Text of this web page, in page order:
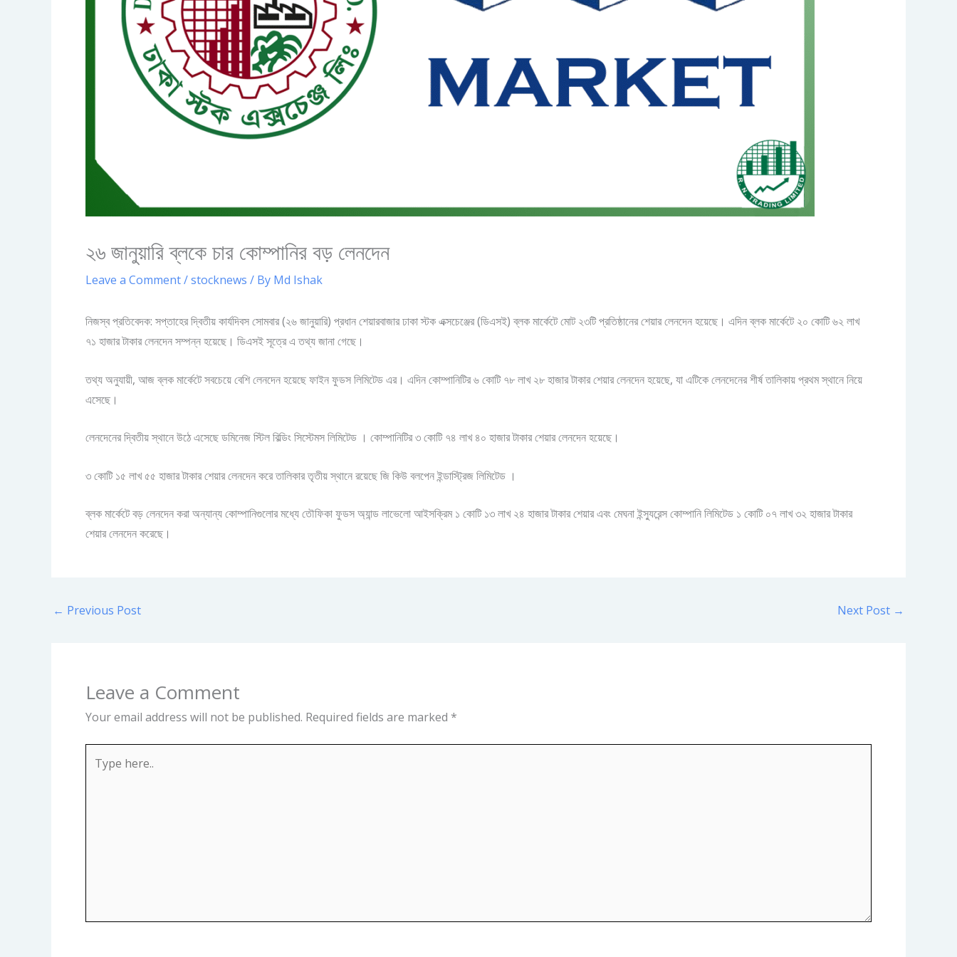
২৬ জানুয়ারি ব্লকে চার কোম্পানির বড় লেনদেন
Leave a Comment/stocknews / By Md Ishak
নিজস্ব প্রতিবেদক: সপ্তাহের দ্বিতীয় কার্যদিবস সোমবার (২৬ জানুয়ারি) প্রধান শেয়ারবাজার ঢাকা স্টক এক্সচেঞ্জের (ডিএসই) ব্লক মার্কেটে মোট ২৩টি প্রতিষ্ঠানের শেয়ার লেনদেন হয়েছে। এদিন ব্লক মার্কেটে ২০ কোটি ৬২ লাখ
৭১ হাজার টাকার লেনদেন সম্পন্ন হয়েছে। ডিএসই সূত্রে এ তথ্য জানা গেছে।
তথ্য অনুযায়ী, আজ ব্লক মার্কেটে সবচেয়ে বেশি লেনদেন হয়েছে ফাইন ফুডস লিমিটেড এর। এদিন কোম্পানিটির ৬ কোটি ৭৮ লাখ ২৮ হাজার টাকার শেয়ার লেনদেন হয়েছে, যা এটিকে লেনদেনের শীর্ষ তালিকায় প্রথম স্থানে নিয়ে
এসেছে।
লেনদেনের দ্বিতীয় স্থানে উঠে এসেছে ডমিনেজ স্টিল বিল্ডিং সিস্টেমস লিমিটেড । কোম্পানিটির ৩ কোটি ৭৪ লাখ ৪০ হাজার টাকার শেয়ার লেনদেন হয়েছে।
৩ কোটি ১৫ লাখ ৫৫ হাজার টাকার শেয়ার লেনদেন করে তালিকার তৃতীয় স্থানে রয়েছে জি কিউ বলপেন ইন্ডাস্ট্রিজ লিমিটেড ।
ব্লক মার্কেটে বড় লেনদেন করা অন্যান্য কোম্পানিগুলোর মধ্যে তৌফিকা ফুডস অ্যান্ড লাভেলো আইসক্রিম ১ কোটি ১৩ লাখ ২৪ হাজার টাকার শেয়ার এবং মেঘনা ইন্স্যুরেন্স কোম্পানি লিমিটেড ১ কোটি ০৭ লাখ ৩২ হাজার টাকার
শেয়ার লেনদেন করেছে।
← Previous Post Next Post →
Leave a Comment
Your email address will not be published. Required fields are marked *
here..